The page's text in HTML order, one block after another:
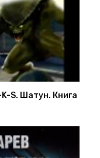
S. Шатун. Книга